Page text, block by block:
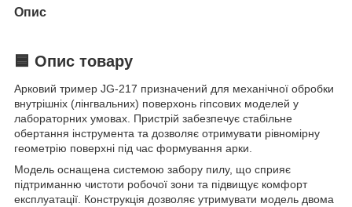
Опис
🟦 Опис товару
Арковий тример JG-217 призначений для механічної обробки
внутрішніх (лінгвальних) поверхонь гіпсових моделей у
лабораторних умовах. Пристрій забезпечує стабільне
обертання інструмента та дозволяє отримувати рівномірну
геометрію поверхні під час формування арки.
Модель оснащена системою забору пилу, що сприяє
підтриманню чистоти робочої зони та підвищує комфорт
експлуатації. Конструкція дозволяє утримувати модель двома